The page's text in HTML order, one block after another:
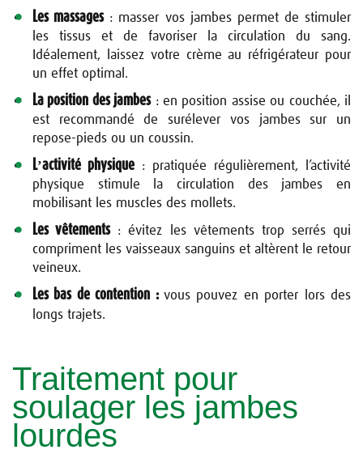
Les massages: masser vos jambes permet de stimuler
les tissus et de favoriser la circulation du sang.
Idéalement, laissez votre crème au réfrigérateur pour
un effet optimal.
La position des jambes: en position assise ou couchée, il
est recommandé de surélever vos jambes sur un
repose-pieds ou un coussin.
L’activité physique : pratiquée régulièrement, l’activité
physique stimule la circulation des jambes en
mobilisant les muscles des mollets.
Les vêtements: évitez les vêtements trop serrés qui
compriment les vaisseaux sanguins et altèrent le retour
veineux.
Les bas de contention : vous pouvez en porter lors des
longs trajets.
Traitement pour
soulager les jambes
lourdes